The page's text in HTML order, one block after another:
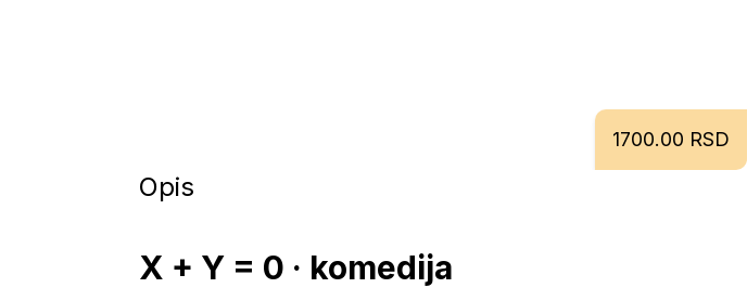
1700.00 RSD
Opis
X + Y = 0 · komedija